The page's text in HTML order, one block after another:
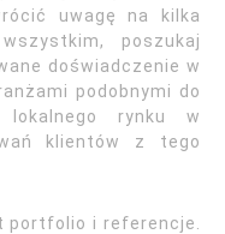
uwagę na kilka
poszukaj
doświadczenie w
podobnymi do
lokalnego rynku w
klientów z tego
portfolio i referencje.